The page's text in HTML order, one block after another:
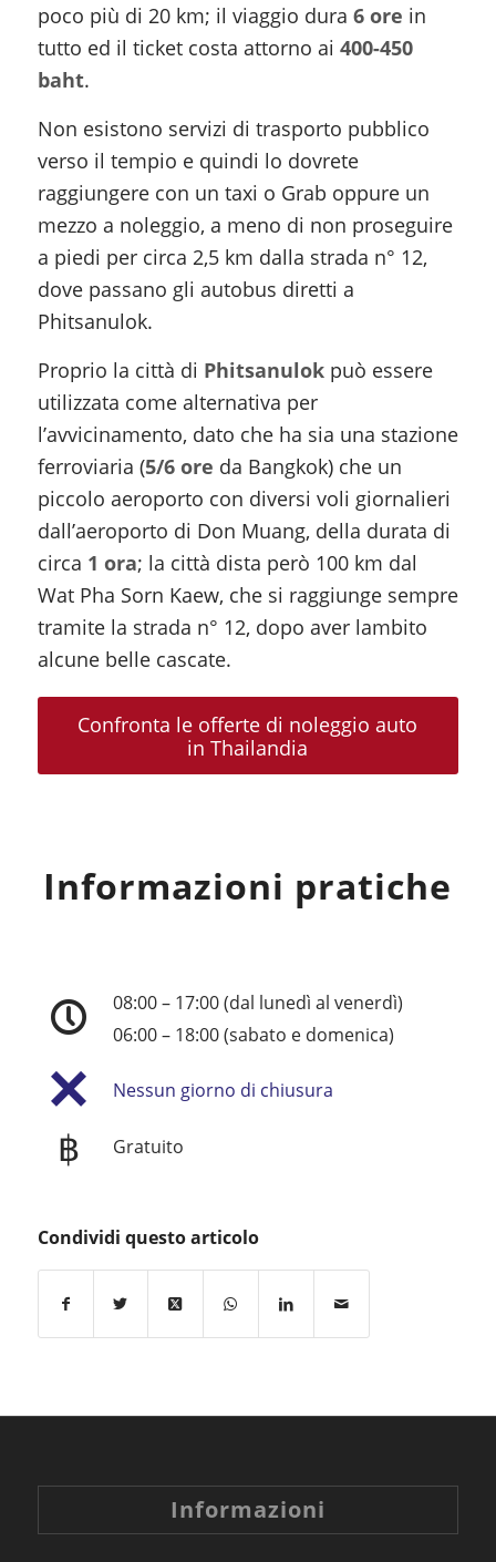
poco più di 20 km; il viaggio dura 6 ore in
tutto ed il ticket costa attorno ai 400-450
baht.
Non esistono servizi di trasporto pubblico
verso il tempio e quindi lo dovrete
raggiungere con un taxi o Grab oppure un
mezzo a noleggio, a meno di non proseguire
a piedi per circa 2,5 km dalla strada n° 12,
dove passano gli autobus diretti a
Phitsanulok.
Proprio la città di Phitsanulokpuò essere
utilizzata come alternativa per
l’avvicinamento, dato che ha sia una stazione
ferroviaria (5/6 ore da Bangkok) che un
piccolo aeroporto con diversi voli giornalieri
dall’aeroporto di Don Muang, della durata di
circa 1 ora; la città dista però 100 km dal
Wat Pha Sorn Kaew, che si raggiunge sempre
tramite la strada n° 12, dopo aver lambito
alcune belle cascate.
Confronta le offerte di noleggio auto
in Thailandia
Informazioni pratiche
08:00 – 17:00 (dal lunedì al venerdì)
06:00 – 18:00 (sabato e domenica)
Nessun giorno di chiusura
฿ Gratuito
Condividi questo articolo
Informazioni